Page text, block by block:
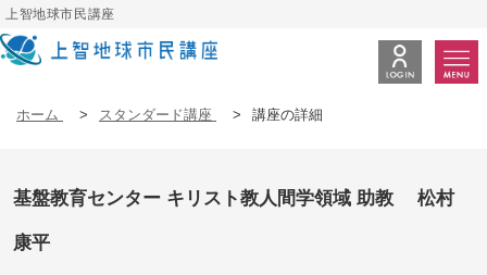
上智地球市民講座
ホーム > スタンダード講座 > 講座の詳細
基盤教育センター キリスト教人間学領域 助教 松村
康平